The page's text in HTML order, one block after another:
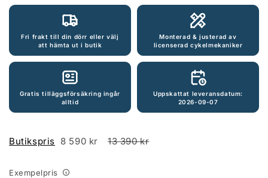
1
Fri frakt till din dörr eller välj
att hämta ut i butik
Monterad & justerad av
licenserad cykelmekaniker
Gratis tilläggsförsäkring ingår
alltid
Uppskattat leveransdatum:
2026-09-07
Butikspris 8 590 kr 13 390 kr
Exempelpris